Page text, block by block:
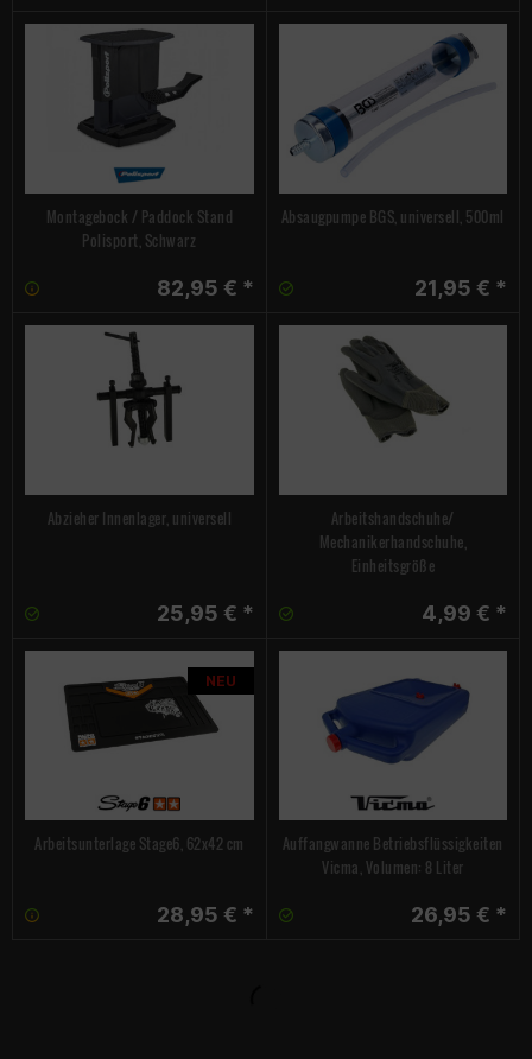
Montagebock / Paddock Stand
Polisport, Schwarz
82,95 € *
Absaugpumpe BGS, universell, 500ml
21,95 € *
Abzieher Innenlager, universell
25,95 € *
Arbeitshandschuhe/
Mechanikerhandschuhe,
Einheitsgröße
4,99 € *
NEU
Arbeitsunterlage Stage6, 62x42 cm
28,95 € *
Auffangwanne Betriebsflüssigkeiten
Vicma, Volumen: 8 Liter
26,95 € *